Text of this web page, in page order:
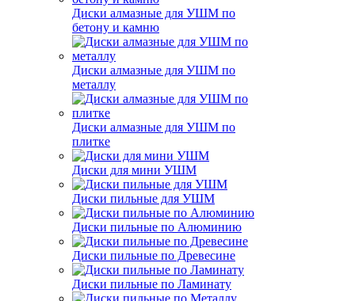
Диски алмазные для УШМ по
бетону и камню
Диски алмазные для УШМ по
металлу
Диски алмазные для УШМ по
плитке
Диски для мини УШМ
Диски пильные для УШМ
Диски пильные по Алюминию
Диски пильные по Древесине
Диски пильные по Ламинату